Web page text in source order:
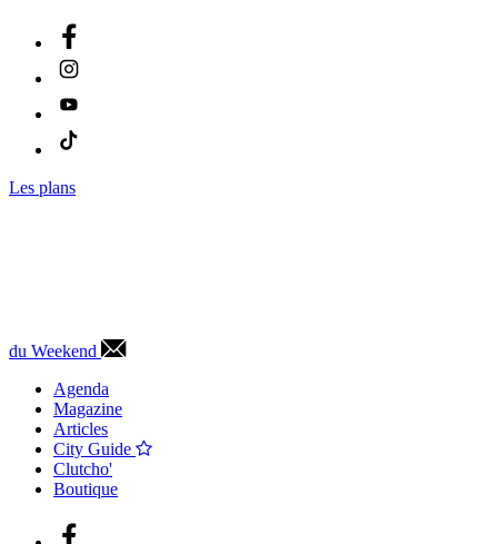
Les plans
du Weekend
Agenda
Magazine
Articles
City Guide
Clutcho'
Boutique